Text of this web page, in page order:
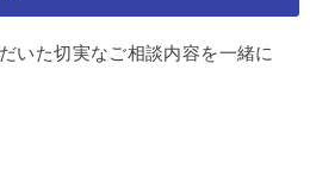
いた切実なご相談内容を一緒に